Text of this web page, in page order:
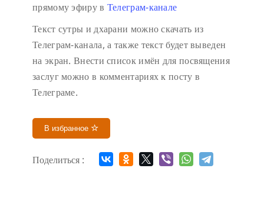
прямому эфиру в Телеграм-канале
Текст сутры и дхарани можно скачать из
Телеграм-канала, а также текст будет выведен
на экран. Внести список имён для посвящения
заслуг можно в комментариях к посту в
Телеграме.
В избранное
Поделиться :